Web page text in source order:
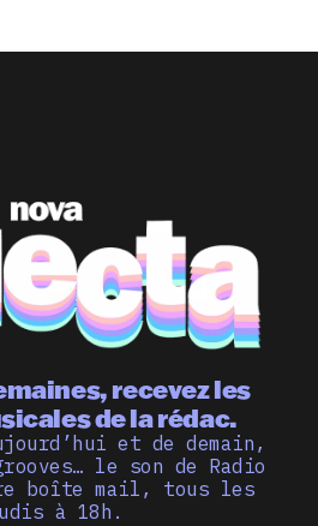
recevez les
de la rédac.
et de demain,
le son de Radio
boîte mail, tous les
à 18h.